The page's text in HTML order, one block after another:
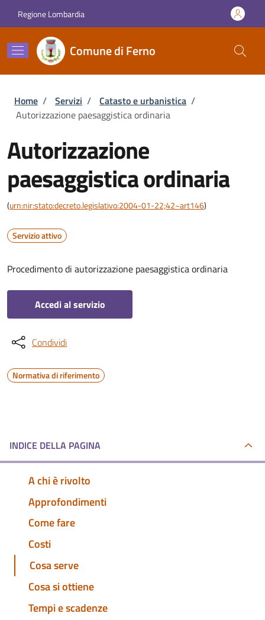
Regione Lombardia
Comune di Ferno
Briciole di pane
Home / Servizi / Catasto e urbanistica /
Autorizzazione paesaggistica ordinaria
Autorizzazione
paesaggistica ordinaria
(urn:nir:stato:decreto.legislativo:2004-01-22;42~art146)
Servizio attivo
Procedimento di autorizzazione paesaggistica ordinaria
Accedi al servizio
Condividi
Normativa di riferimento
INDICE DELLA PAGINA
A chi è rivolto
Approfondimenti
Come fare
Costi
Cosa serve
Cosa si ottiene
Tempi e scadenze